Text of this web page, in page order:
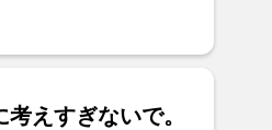
ぐ｜中込 孝規
えすぎないで。